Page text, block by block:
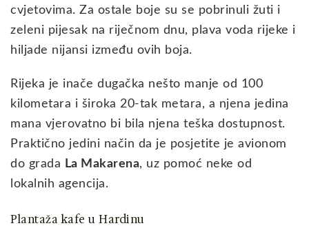
cvjetovima. Za ostale boje su se pobrinuli žuti i
zeleni pijesak na riječnom dnu, plava voda rijeke i
hiljade nijansi između ovih boja.
Rijeka je inače dugačka nešto manje od 100
kilometara i široka 20-tak metara, a njena jedina
mana vjerovatno bi bila njena teška dostupnost.
Praktično jedini način da je posjetite je avionom
do grada La Makarena, uz pomoć neke od
lokalnih agencija.
Plantaža kafe u Hardinu